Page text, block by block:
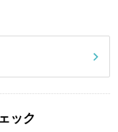
ック